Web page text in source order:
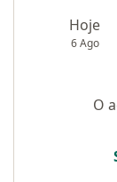
Hoje
6 Ago
O